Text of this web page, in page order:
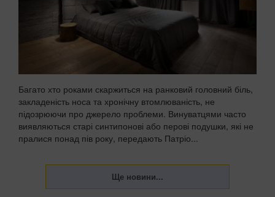
Багато хто роками скаржиться на ранковий головний біль,
закладеність носа та хронічну втомлюваність, не
підозрюючи про джерело проблеми. Винуватцями часто
виявляються старі синтипонові або перові подушки, які не
пралися понад пів року, передають Патріо...